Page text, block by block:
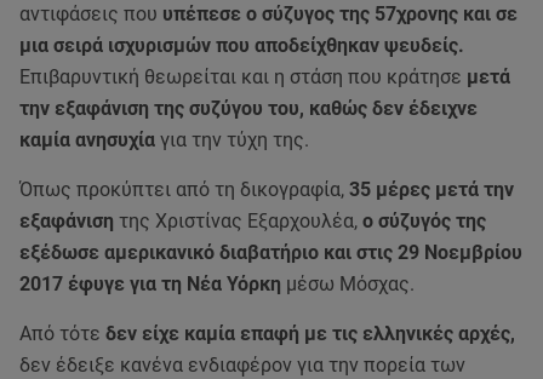
αντιφάσεις που υπέπεσε ο σύζυγος της 57χρονης και σε
μια σειρά ισχυρισμών που αποδείχθηκαν ψευδείς.
Επιβαρυντική θεωρείται και η στάση που κράτησε μετά
την εξαφάνιση της συζύγου του, καθώς δεν έδειχνε
καμία ανησυχία για την τύχη της.
Όπως προκύπτει από τη δικογραφία, 35 μέρες μετά την
εξαφάνιση της Χριστίνας Εξαρχουλέα, ο σύζυγός της
εξέδωσε αμερικανικό διαβατήριο και στις 29 Νοεμβρίου
2017 έφυγε για τη Νέα Υόρκη μέσω Μόσχας.
Από τότε δεν είχε καμία επαφή με τις ελληνικές αρχές,
δεν έδειξε κανένα ενδιαφέρον για την πορεία των